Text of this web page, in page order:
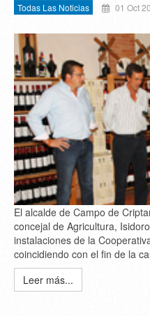
Todas Las Noticias 01 Oct
El alcalde de Campo de
concejal de Agricultura,
instalaciones de la
coincidiendo con el fin de la
Leer más...